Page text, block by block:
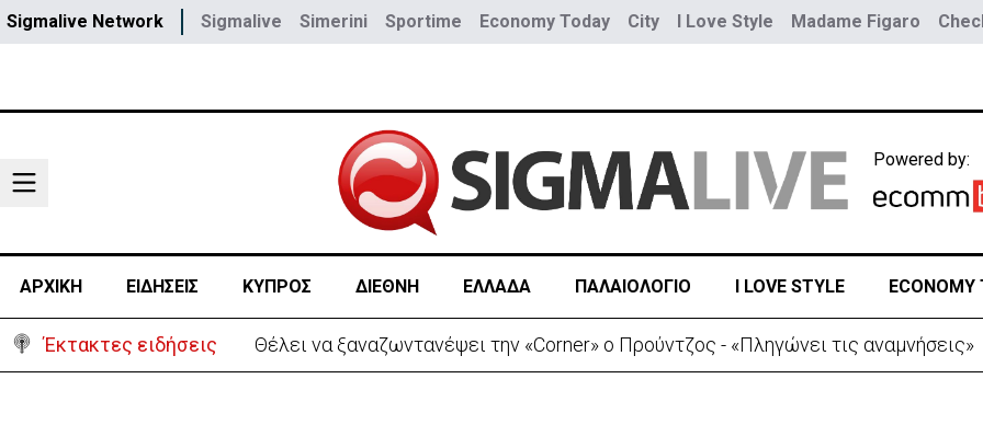
Sigmalive Network Sigmalive Simerini Sportime Economy Today City I Love Style Madame Figaro
Powered by:
ΑΡΧΙΚΗ ΕΙΔΗΣΕΙΣ ΚΥΠΡΟΣ ΔΙΕΘΝΗ ΕΛΛΑΔΑ ΠΑΛΑΙΟΛΟΓΙΟ I LOVE STYLE ECONOMY
Έκτακτες ειδήσεις Θέλει να ξαναζωντανέψει την «Corner» o Προύντζος - «Πληγώνει τις αναμνήσεις»